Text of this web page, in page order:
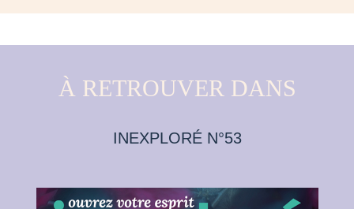
À RETROUVER DANS
INEXPLORÉ N°53